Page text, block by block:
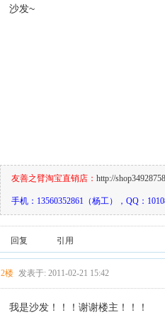
沙发~
友善之臂淘宝直销店：http://
手机：13560352861（杨工），QQ：
回复 引用
2楼 发表于: 2011-02-21 15:42
我是沙发！！！谢谢楼主！！！